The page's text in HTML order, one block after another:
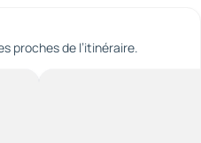
proches de l’itinéraire.